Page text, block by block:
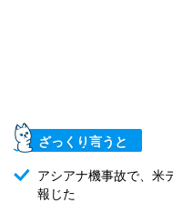
ざっくり言うと
アシアナ機事故で、米
報じた